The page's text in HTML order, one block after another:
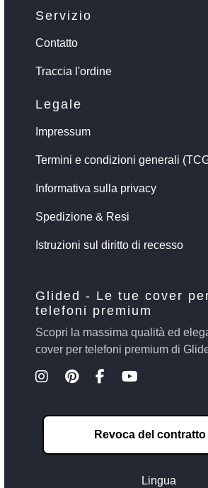
Servizio
Contatto
Traccia l'ordine
Legale
Impressum
Termini e condizioni generali
Informativa sulla privacy
Spedizione & Resi
Istruzioni sul diritto di recesso
Glided - Le tue cover
telefoni premium
Scopri la massima qualità ed
cover per telefoni premium di
Revoca del contratto
Lingua